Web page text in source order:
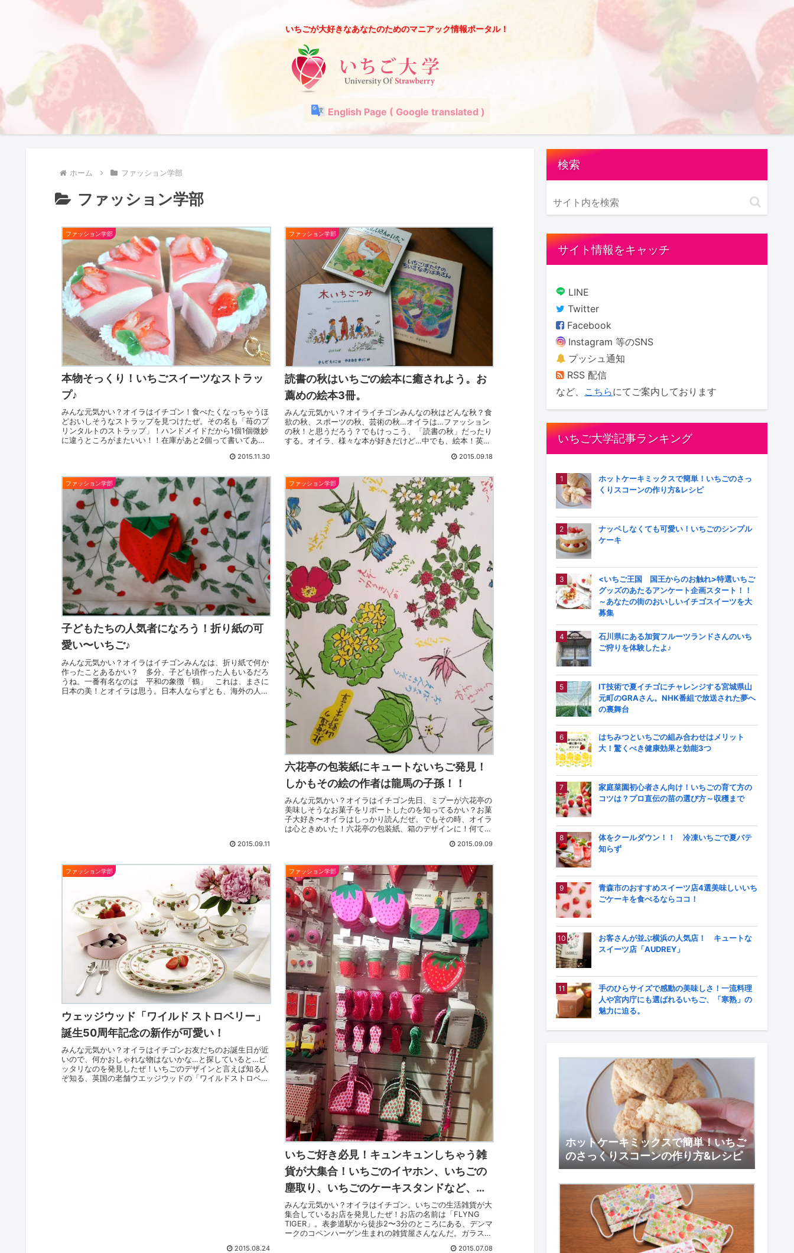
いちごが大好きなあなたのためのマニアック情報ポータル！
English Page ( Google translated )
ホーム ファッション学部
ファッション学部
ファッション学部
本物そっくり！いちごスイーツなストラッ
プ♪
みんな元気かい？オイラはイチゴン！食べたくなっちゃうほ
どおいしそうなストラップを見つけたぜ。その名も「苺のプ
リンタルトのストラップ」！ハンドメイドだから1個1個微妙
に違うところがまたいい！！在庫があと2個って書いてあっ
2015.11.30
ファッション学部
読書の秋はいちごの絵本に癒されよう。お
薦めの絵本3冊。
みんな元気かい？オイライチゴンみんなの秋はどんな秋？食
欲の秋、スポーツの秋、芸術の秋…オイラは…ファッション
の秋！と思うだろう？でもけっこう、「読書の秋」だったり
する。オイラ、様々な本が好きだけど…中でも、絵本！英語
2015.09.18
ファッション学部
子どもたちの人気者になろう！折り紙の可
愛い〜いちご♪
みんな元気かい？オイラはイチゴンみんなは、折り紙で何か
作ったことあるかい？ 多分、子ども頃作った人もいるだろ
うね。一番有名なのは 平和の象徴「鶴」 これは、まさに
日本の美！とオイラは思う。日本人ならずとも、海外の人々
2015.09.11
ファッション学部
六花亭の包装紙にキュートないちご発見！
しかもその絵の作者は龍馬の子孫！！
みんな元気かい？オイラはイチゴン先日、ミプーが六花亭の
美味しそうなお菓子をリポートしたのを知ってるかい？お菓
子大好き〜オイラはしっかり読んだぜ。でもその時、オイラ
は心ときめいた！六花亭の包装紙、箱のデザインに！何て愛
2015.09.09
ファッション学部
ウェッジウッド「ワイルド ストロベリー」
誕生50周年記念の新作が可愛い！
みんな元気かい？オイラはイチゴンお友だちのお誕生日が近
いので、何かおしゃれな物はないかな…と探していると…ピ
ッタリなのを発見したぜ！いちごのデザインと言えば知る人
ぞ知る、英国の老舗ウエッジウッドの「ワイルドストロベリ
2015.08.24
ファッション学部
いちご好き必見！キュンキュンしちゃう雑
貨が大集合！いちごのイヤホン、いちごの
塵取り、いちごのケーキスタンドなど、ど
れもお手頃な価格なのがうれしい！
みんな元気かい？オイラはイチゴン。いちごの生活雑貨が大
集合しているお店を発見したぜ！お店の名前は「FLYNG
TIGER」。表参道駅から徒歩2〜3分のところにある、デンマ
ークのコペンハーゲン生まれの雑貨屋さんなんだ。ガラス越
2015.07.08
検索
サイト情報をキャッチ
LINE
Twitter
Facebook
Instagram 等のSNS
プッシュ通知
RSS 配信
など、 こちらにてご案内しております
いちご大学記事ランキング
ホットケーキミックスで簡単！いちごのさっ
くりスコーンの作り方&レシピ
ナッペしなくても可愛い！いちごのシンプル
ケーキ
<いちご王国 国王からのお触れ>特選いちご
グッズのあたるアンケート企画スタート！！
～あなたの街のおいしいイチゴスイーツを大
募集
石川県にある加賀フルーツランドさんのいち
ご狩りを体験したよ♪
IT技術で夏イチゴにチャレンジする宮城県山
元町のGRAさん。NHK番組で放送された夢へ
の裏舞台
はちみつといちごの組み合わせはメリット
大！驚くべき健康効果と効能3つ
家庭菜園初心者さん向け！いちごの育て方の
コツは？プロ直伝の苗の選び方～収穫まで
体をクールダウン！！ 冷凍いちごで夏バテ
知らず
青森市のおすすめスイーツ店4選美味しいいち
ごケーキを食べるならココ！
お客さんが並ぶ横浜の人気店！ キュートな
スイーツ店「AUDREY」
手のひらサイズで感動の美味しさ！一流料理
人や宮内庁にも選ばれるいちご、「寒熟」の
魅力に迫る。
ホットケーキミックスで簡単！いちご
のさっくりスコーンの作り方&レシピ